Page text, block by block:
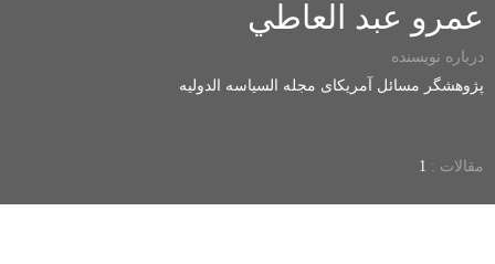
عمرو عبد العاطي
درباره نویسنده
پژوهشگر مسائل آمریکای مجله السیاسه الدولیه
مقالات : 1